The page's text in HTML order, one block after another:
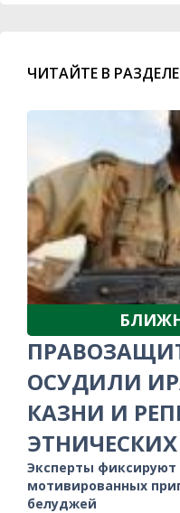
ЧИТАЙТЕ В РАЗДЕЛЕ
ОСУДИЛИ
КАЗНИ И
Эксперты фиксируют
мотивированных
белуджей